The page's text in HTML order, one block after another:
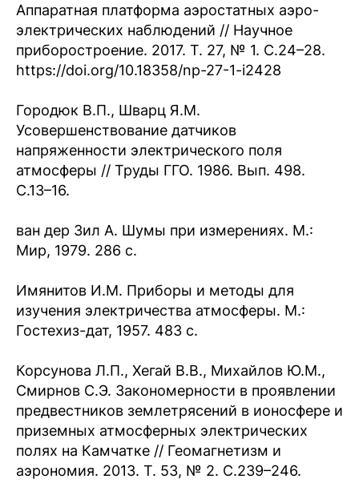
Аппаратная платформа аэростатных аэро-
электрических наблюдений // Научное
приборостроение. 2017. Т. 27, № 1. С.24–28.
https://doi.org/10.18358/np-27-1-i2428
Городюк В.П., Шварц Я.М.
Усовершенствование датчиков
напряженности электрического поля
атмосферы // Труды ГГО. 1986. Вып. 498.
С.13–16.
ван дер Зил А. Шумы при измерениях. М.:
Мир, 1979. 286 с.
Имянитов И.М. Приборы и методы для
изучения электричества атмосферы. М.:
Гостехиз-дат, 1957. 483 с.
Корсунова Л.П., Хегай В.В., Михайлов Ю.М.,
Смирнов С.Э. Закономерности в проявлении
предвестников землетрясений в ионосфере и
приземных атмосферных электрических
полях на Камчатке // Геомагнетизм и
аэрономия. 2013. Т. 53, № 2. С.239–246.